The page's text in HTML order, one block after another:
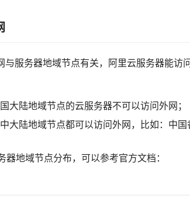
与服务器地域节点有关，阿里云服务器能
大陆地域节点的云服务器不可以访问外网；
大陆地域节点都可以访问外网，比如：中
地域节点分布，可以参考官方文档：